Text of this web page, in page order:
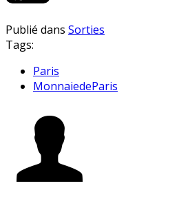
Publié dans Sorties
Tags:
Paris
MonnaiedeParis